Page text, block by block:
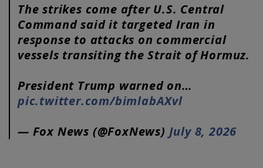
The strikes come after U.S. Central
Command said it targeted Iran in
response to attacks on commercial
vessels transiting the Strait of Hormuz.
President Trump warned on…
pic.twitter.com/bimlabAXvl
— Fox News (@FoxNews) July 8, 2026